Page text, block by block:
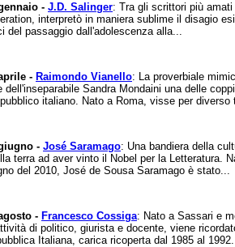
- J.D. Salinger: Tra gli scrittori più
interpretò in maniera sublime il disagio
del passaggio dall'adolescenza alla...
- Raimondo Vianello: La proverbiale
dell'inseparabile Sandra Mondaini una delle
italiano. Nato a Roma, visse per diverso
- José Saramago: Una bandiera della
terra ad aver vinto il Nobel per la Letteratura.
del 2010, José de Sousa Saramago è stato...
- Francesco Cossiga: Nato a Sassari e
di politico, giurista e docente, viene
Italiana, carica ricoperta dal 1985 al